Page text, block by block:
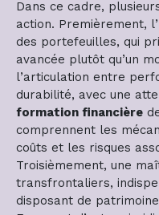
Dans ce cadre,
action. Premièrement, l’
des portefeuilles, qui
avancée plutôt qu’un
l’articulation entre
durabilité, avec une
formation financière
comprennent les
coûts et les risques
Troisièmement, une
transfrontaliers,
disposant de